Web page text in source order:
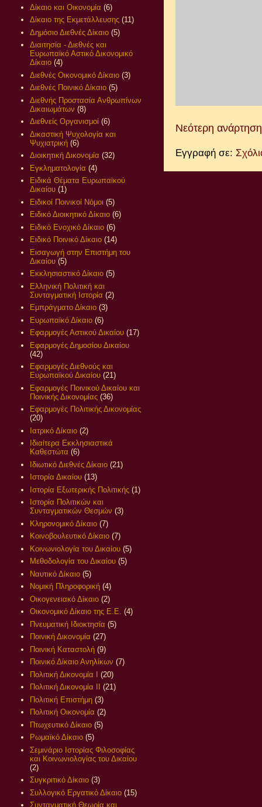
Νεότερη ανάρτηση
Εγγραφή σε:
Δίκαιο και Οικονομία (6)
Δίκαιο της Εκμετάλλευσης (11)
Δημόσιο Διεθνές Δίκαιο (5)
Διαιτησία - Διεθνές και
Ευρωπαϊκό Αστικό Δικονομικό
Δίκαιο (4)
Διεθνές Οικονομικό Δίκαιο (3)
Διεθνές Ποινικό Δίκαιο (5)
Διεθνής Προστασία Ανθρωπίνων
Δικαιωμάτων (8)
Διεθνείς Οργανισμοί (6)
Δικαστική Ψυχολογία και
Ψυχιατρική (6)
Διοικητική Δικονομία (32)
Εγκληματολογία (4)
Ειδικά Θέματα Ευρωπαϊκού
Δικαίου (1)
Ειδικοί Ποινικοί Νόμοι (5)
Ειδικό Διοικητικό Δίκαιο (6)
Ειδικό Ενοχικό Δίκαιο (6)
Ειδικό Ποινικό Δίκαιο (14)
Εισαγωγή στην Επιστήμη του
Δικαίου (5)
Εκκλησιαστικό Δίκαιο (5)
Ελληνική Πολιτική και
Συνταγματική Ιστορία (2)
Εμπράγματο Δίκαιο (3)
Ευρωπαϊκό Δίκαιο (6)
Εφαρμογές Αστικού Δικαίου (17)
Εφαρμογές Δημοσίου Δικαίου
(42)
Εφαρμογές Διεθνούς και
Ευρωπαϊκού Δικαίου (21)
Εφαρμογές Ποινικού Δικαίου και
Ποινικής Δικονομίας (36)
Εφαρμογές Πολιτικής Δικονομίας
(20)
Ιατρικό Δίκαιο (2)
Ιδιαίτερα Εκκλησιαστικά
Καθεστώτα (6)
Ιδιωτικό Διεθνές Δίκαιο (21)
Ιστορία Δικαίου (13)
Ιστορία Εξωτερικής Πολιτικής (1)
Ιστορία Πολιτικών και
Συνταγματικών Θεσμών (3)
Κληρονομικό Δίκαιο (7)
Κοινοβουλευτικό Δίκαιο (7)
Κοινωνιολογία του Δικαίου (5)
Μεθοδολογία του Δικαίου (5)
Ναυτικό Δίκαιο (5)
Νομική Πληροφορική (4)
Οικογενειακό Δίκαιο (2)
Οικονομικό Δίκαιο της Ε.Ε. (4)
Πνευματική Ιδιοκτησία (5)
Ποινική Δικονομία (27)
Ποινική Καταστολή (9)
Ποινικό Δίκαιο Ανηλίκων (7)
Πολιτική Δικονομία Ι
(20)
Πολιτική Δικονομία ΙΙ
(21)
Πολιτική Επιστήμη (3)
Πολιτική Οικονομία (2)
Πτωχευτικό Δίκαιο (5)
Ρωμαϊκό Δίκαιο (5)
Σεμινάριο Ιστορίας Φιλοσοφίας
και Κοινωνιολογίας του Δικαίου
(2)
Συγκριτικό Δίκαιο (3)
Συλλογικό Εργατικό Δίκαιο (15)
Συνταγματική Θεωρία και